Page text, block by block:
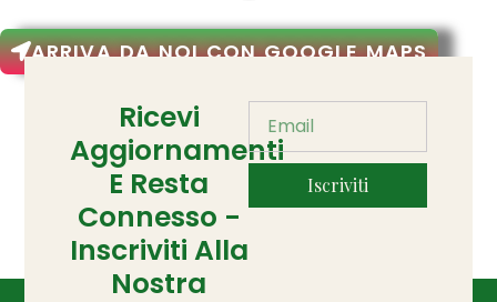
ARRIVA DA NOI CON GOOGLE MAPS
Ricevi
Aggiornamenti
E Resta
Connesso -
Inscriviti Alla
Nostra
Iscriviti